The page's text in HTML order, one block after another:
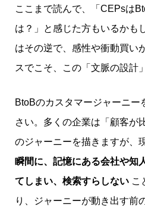
ここまで読んで、「CEPsは
は？」と感じた方もいるかも
はその逆で、感性や衝動買い
スでこそ、この「文脈の設計
BtoBのカスタマージャーニー
さい。多くの企業は「顧客が
のジャーニーを描きますが、
瞬間に、記憶にある会社や知
てしまい、検索すらしない こ
り、ジャーニーが動き出す前